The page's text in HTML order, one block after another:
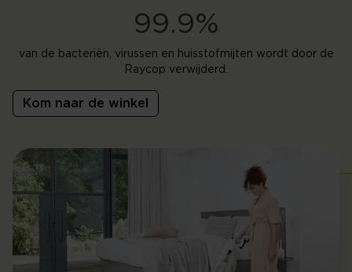
99.9%
van de bacteriën, virussen en huisstofmijten wordt door de
Raycop verwijderd.
Kom naar de winkel